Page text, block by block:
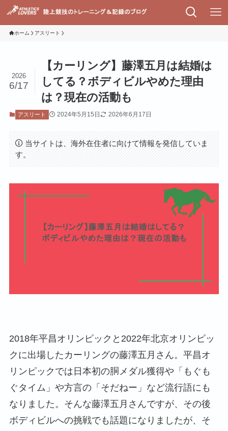
ホーム アスリート
【カーリング】藤澤五月は結婚は
してる？ボディビルやめた理由
は？現在の活動も
2026
6/17
アスリート 2024年5月15日 2026年6月17日
当サイトは、海外在住者に向けて情報を発信していま
す。
2018年平昌オリンピックと2022年北京オリンピッ
クに出場したカーリングの藤澤五月さん。平昌オ
リンピックでは日本初の胴メダル獲得や「もぐも
ぐタイム」や方言の「そだねー」など流行語にも
なりました。そんな藤澤五月さんですが、その後
ボディビルへの挑戦でも話題になりましたが、そ